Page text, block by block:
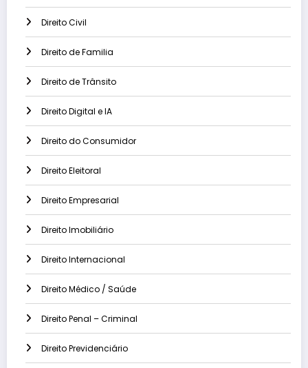
Direito Civil
Direito de Familia
Direito de Trânsito
Direito Digital e IA
Direito do Consumidor
Direito Eleitoral
Direito Empresarial
Direito Imobiliário
Direito Internacional
Direito Médico / Saúde
Direito Penal – Criminal
Direito Previdenciário